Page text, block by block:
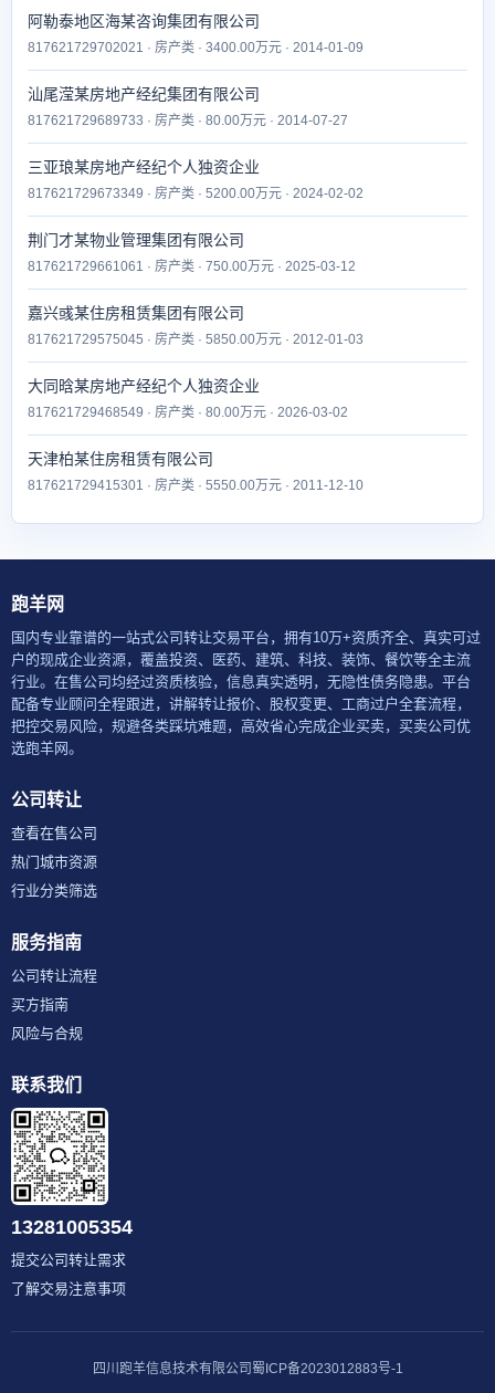
阿勒泰地区海某咨询集团有限公司
817621729702021 · 房产类 · 3400.00万元 · 2014-01-09
汕尾滢某房地产经纪集团有限公司
817621729689733 · 房产类 · 80.00万元 · 2014-07-27
三亚琅某房地产经纪个人独资企业
817621729673349 · 房产类 · 5200.00万元 · 2024-02-02
荆门才某物业管理集团有限公司
817621729661061 · 房产类 · 750.00万元 · 2025-03-12
嘉兴彧某住房租赁集团有限公司
817621729575045 · 房产类 · 5850.00万元 · 2012-01-03
大同晗某房地产经纪个人独资企业
817621729468549 · 房产类 · 80.00万元 · 2026-03-02
天津柏某住房租赁有限公司
817621729415301 · 房产类 · 5550.00万元 · 2011-12-10
跑羊网
国内专业靠谱的一站式公司转让交易平台，拥有10万+资质齐全、真实可过
户的现成企业资源，覆盖投资、医药、建筑、科技、装饰、餐饮等全主流
行业。在售公司均经过资质核验，信息真实透明，无隐性债务隐患。平台
配备专业顾问全程跟进，讲解转让报价、股权变更、工商过户全套流程，
把控交易风险，规避各类踩坑难题，高效省心完成企业买卖，买卖公司优
选跑羊网。
公司转让
查看在售公司
热门城市资源
行业分类筛选
服务指南
公司转让流程
买方指南
风险与合规
联系我们
13281005354
提交公司转让需求
了解交易注意事项
四川跑羊信息技术有限公司 蜀ICP备2023012883号-1